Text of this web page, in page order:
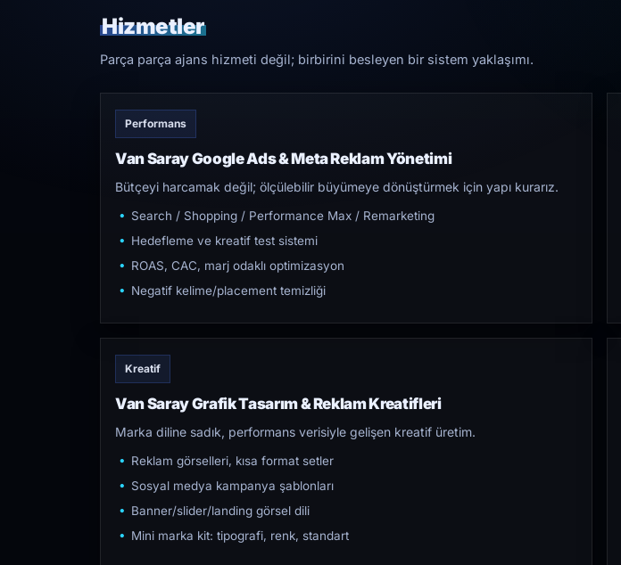
Hizmetler
Parça parça ajans hizmeti değil; birbirini besleyen bir sistem yaklaşımı.
Performans
Van Saray Google Ads & Meta Reklam Yönetimi
Bütçeyi harcamak değil; ölçülebilir büyümeye dönüştürmek için yapı kurarız.
Search / Shopping / Performance Max / Remarketing
Hedefleme ve kreatif test sistemi
ROAS, CAC, marj odaklı optimizasyon
Negatif kelime/placement temizliği
Kreatif
Van Saray Grafik Tasarım & Reklam Kreatifleri
Marka diline sadık, performans verisiyle gelişen kreatif üretim.
Reklam görselleri, kısa format setler
Sosyal medya kampanya şablonları
Banner/slider/landing görsel dili
Mini marka kit: tipografi, renk, standart